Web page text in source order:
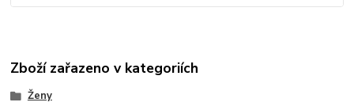
Zboží zařazeno v kategoriích
Ženy